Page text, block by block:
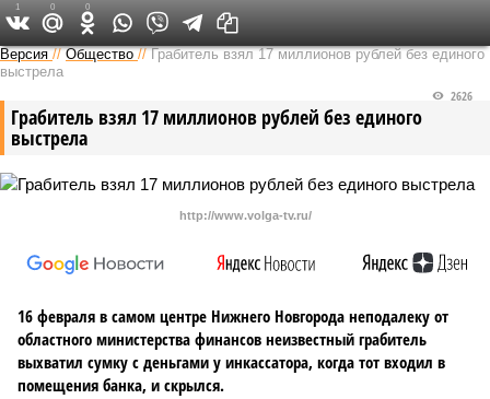
Версия в Кирове
Версия //Общество //Грабитель взял 17 миллионов рублей без единого
выстрела
Грабитель взял 17 миллионов рублей без единого
выстрела
2626
http://www.volga-tv.ru/
16 февраля в самом центре Нижнего Новгорода неподалеку от
областного министерства финансов неизвестный грабитель
выхватил сумку с деньгами у инкассатора, когда тот входил в
помещения банка, и скрылся.
1 0 0